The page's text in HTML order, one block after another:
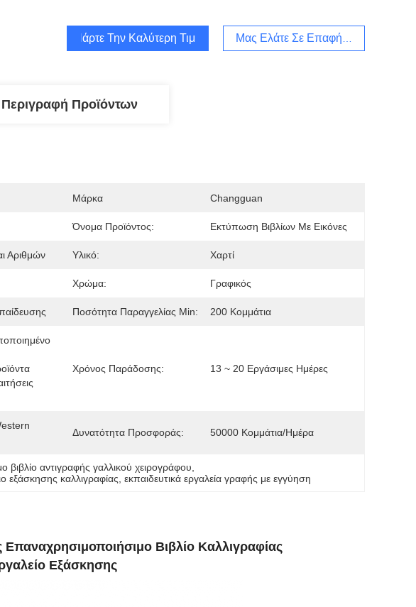
Πάρτε Την Καλύτερη Τιμή Μας Ελάτε Σε Επαφή Με
Περιγραφή Προϊόντων
Μάρκα Changguan
Όνομα Προϊόντος: Εκτύπωση Βιβλίων Με Εικόνες
Αριθμών Υλικό: Χαρτί
Χρώμα: Γραφικός
Ποσότητα Παραγγελίας Min: 200 Κομμάτια
Χρόνος Παράδοσης: 13 ~ 20 Εργάσιμες Ημέρες
Δυνατότητα Προσφοράς: 50000 Κομμάτια/ημέρα
βιβλίο αντιγραφής γαλλικού χειρογράφου
εξάσκησης καλλιγραφίας , εκπαιδευτικά εργαλεία γραφής με εγγύηση
Βιβλίο Καλλιγραφίας
Εξάσκησης